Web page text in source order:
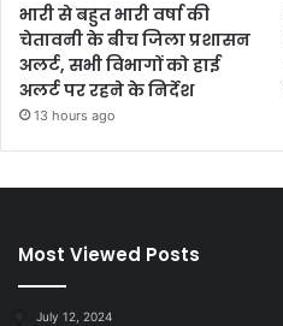
भारी से बहुत भारी वर्षा की
चेतावनी के बीच जिला प्रशासन
अलर्ट, सभी विभागों को हाई
अलर्ट पर रहने के निर्देश
13 hours ago
Most Viewed Posts
July 12, 2024